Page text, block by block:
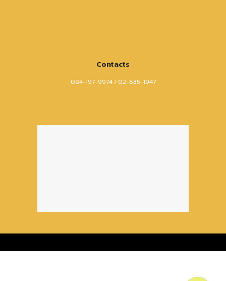
Contacts
084-197-9974 / 02-635-1947